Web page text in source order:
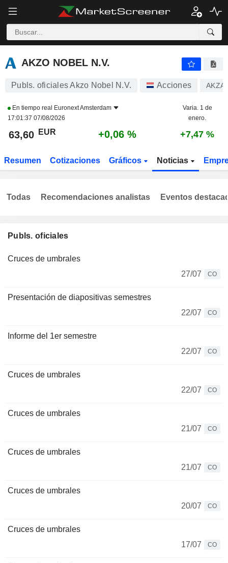
AKZO NOBEL N.V.
AKZO NOBEL N.V.
Publs. oficiales Akzo Nobel N.V. Acciones AKZA
En tiempo real Euronext Amsterdam
17:01:37 07/08/2026
Varia. 1 de
enero.
63,60 EUR +0,06 % +7,47 %
Resumen Cotizaciones Gráficos Noticias
Publs. oficiales
Cruces de umbrales
27/07
CO
Presentación de diapositivas semestres
22/07
CO
Informe del 1er semestre
22/07
CO
Cruces de umbrales
22/07
CO
Cruces de umbrales
21/07
CO
Cruces de umbrales
21/07
CO
Cruces de umbrales
20/07
CO
Cruces de umbrales
17/07
CO
Todas Recomendaciones analistas Eventos